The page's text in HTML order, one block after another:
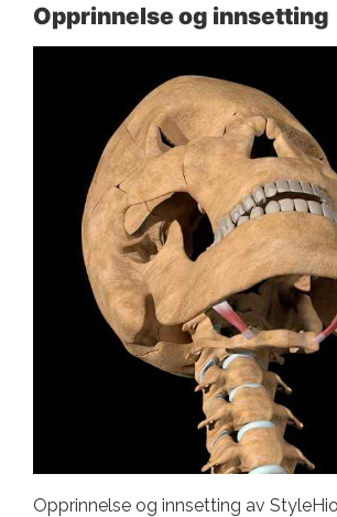
Opprinnelse og innsetting
Opprinnelse og innsetting av